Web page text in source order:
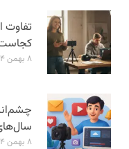
تفاوت
۸ بهمن ۱۴۰۴
سال‌های ۲۰۲۵ تا ۲۰۳۵؛ آمار
۸ بهمن ۱۴۰۴